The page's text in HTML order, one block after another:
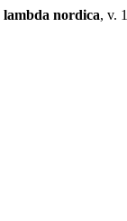
lambda nordica, v.